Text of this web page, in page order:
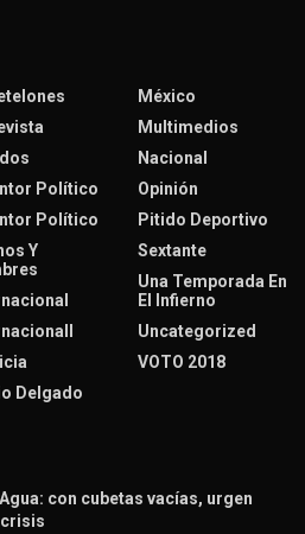
Político
Político
Y
Delgado
México
Multimedios
Nacional
Opinión
Pitido Deportivo
Sextante
Una Temporada En
El Infierno
Uncategorized
VOTO 2018
con cubetas vacías, urgen